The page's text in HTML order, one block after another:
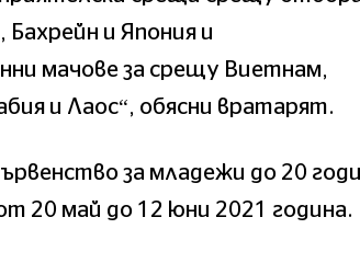
Бахрейн и Япония и
мачове за срещу Виетнам,
и Лаос“, обясни вратарят.
за младежи до 20
20 май до 12 юни 2021 година.